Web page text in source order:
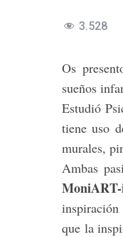
3.528
Os
sueños
Estudió
tiene uso
murales,
Ambas
inspiración
que la